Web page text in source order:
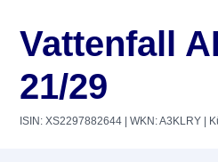
Vattenfall
21/29
ISIN: XS2297882644 | WKN: A3KLRY |